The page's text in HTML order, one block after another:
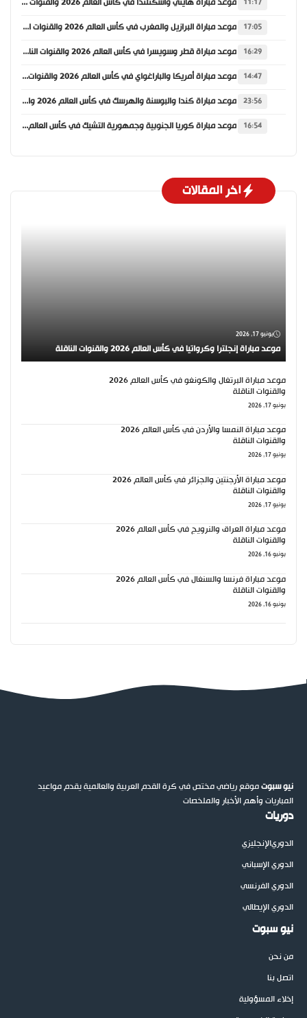
17:05 موعد مباراة البرازيل والمغرب في كأس العالم 2026 والقنوات الناقلة
16:29 موعد مباراة قطر وسويسرا في كأس العالم 2026 والقنوات الناقلة
14:47 موعد مباراة أمريكا والباراغواي في كأس العالم 2026 والقنوات الناقلة
23:56 موعد مباراة كندا والبوسنة والهرسك في كأس العالم 2026 والقنوات الناقلة
16:54 موعد مباراة كوريا الجنوبية وجمهورية التشيك في كأس العالم 2026 والقنوات الناقلة
اخر المقالات
يونيو 17, 2026
موعد مباراة إنجلترا وكرواتيا في كأس العالم 2026 والقنوات الناقلة
موعد مباراة البرتغال والكونغو في كأس العالم 2026
والقنوات الناقلة
يونيو 17, 2026
موعد مباراة النمسا والأردن في كأس العالم 2026
والقنوات الناقلة
يونيو 17, 2026
موعد مباراة الأرجنتين والجزائر في كأس العالم 2026
والقنوات الناقلة
يونيو 17, 2026
موعد مباراة العراق والنرويج في كأس العالم 2026
والقنوات الناقلة
يونيو 16, 2026
موعد مباراة فرنسا والسنغال في كأس العالم 2026
والقنوات الناقلة
يونيو 16, 2026
نيو سبوتموقع رياضي مختص في كرة القدم العربية والعالمية يقدم مواعيد
المباريات وأهم الأخبار والملخصات
دوريات
الدوريالإنجليزي
الدوري الإسباني
الدوري الفرنسي
الدوري الإيطالي
نيو سبوت
من نحن
اتصل بنا
إخلاء المسؤولية